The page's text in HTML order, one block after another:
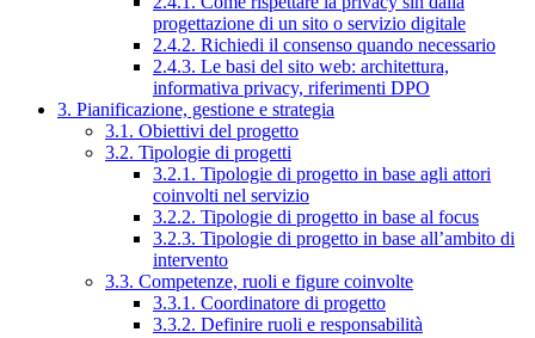
progettazione di un sito o servizio digitale
2.4.2. Richiedi il consenso quando necessario
2.4.3. Le basi del sito web: architettura,
informativa privacy, riferimenti DPO
3. Pianificazione, gestione e strategia
3.1. Obiettivi del progetto
3.2. Tipologie di progetti
3.2.1. Tipologie di progetto in base agli attori
coinvolti nel servizio
3.2.2. Tipologie di progetto in base al focus
3.2.3. Tipologie di progetto in base all’ambito di
intervento
3.3. Competenze, ruoli e figure coinvolte
3.3.1. Coordinatore di progetto
3.3.2. Definire ruoli e responsabilità